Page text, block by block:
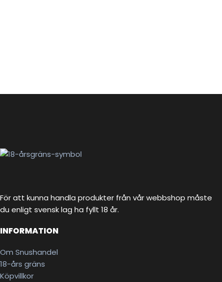
För att kunna handla produkter från vår webbshop måste
du enligt svensk lag ha fyllt 18 år.
INFORMATION
Om Snushandel
18-års gräns
Köpvillkor